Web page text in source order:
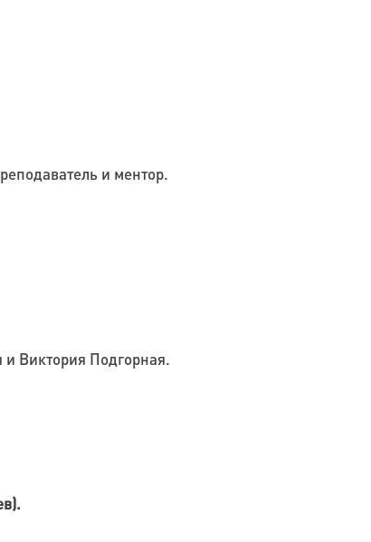
и ментор.
Виктория Подгорная.